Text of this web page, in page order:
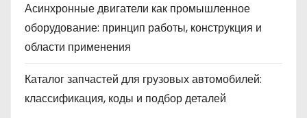
Асинхронные двигатели как промышленное
оборудование: принцип работы, конструкция и
области применения
Каталог запчастей для грузовых автомобилей:
классификация, коды и подбор деталей